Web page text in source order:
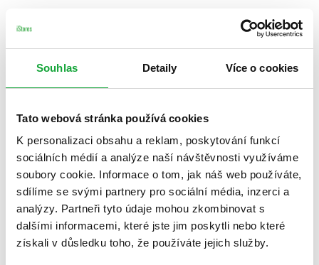
Souhlas Detaily Více o cookies
Tato webová stránka používá cookies
K personalizaci obsahu a reklam, poskytování funkcí
sociálních médií a analýze naší návštěvnosti využíváme
soubory cookie. Informace o tom, jak náš web používáte,
sdílíme se svými partnery pro sociální média, inzerci a
analýzy. Partneři tyto údaje mohou zkombinovat s
dalšími informacemi, které jste jim poskytli nebo které
získali v důsledku toho, že používáte jejich služby.